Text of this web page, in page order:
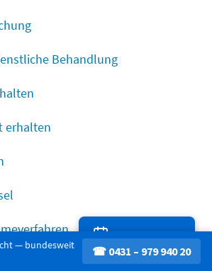
Behandlung
erhalten
— bundesweit
☎ 0431 – 979 940 20